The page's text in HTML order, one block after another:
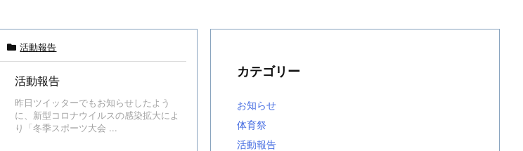
活動報告
活動報告
昨日ツイッターでもお知らせしたよう
に、新型コロナウイルスの感染拡大によ
り「冬季スポーツ大会 ...
カテゴリー
お知らせ
体育祭
活動報告